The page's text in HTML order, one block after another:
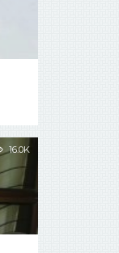
16.0K